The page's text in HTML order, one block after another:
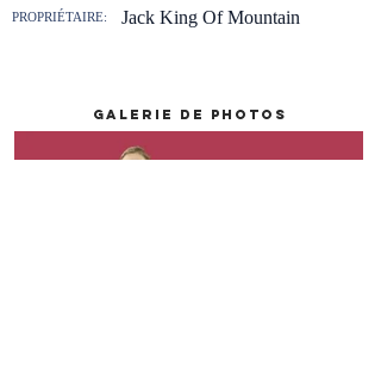
PROPRIÉTAIRE: Jack King Of Mountain
galerie de photos